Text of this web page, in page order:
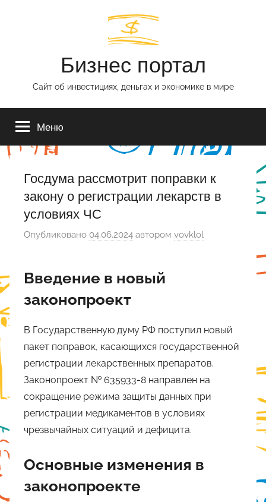
Бизнес портал
Сайт об инвестициях, деньгах и экономике в мире
Меню
Госдума рассмотрит поправки к
закону о регистрации лекарств в
условиях ЧС
Опубликовано 04.06.2024 автором vovklol
Введение в новый
законопроект
В Государственную думу РФ поступил новый
пакет поправок, касающихся государственной
регистрации лекарственных препаратов.
Законопроект № 635933-8 направлен на
сокращение режима защиты данных при
регистрации медикаментов в условиях
чрезвычайных ситуаций и дефицита.
Основные изменения в
законопроекте